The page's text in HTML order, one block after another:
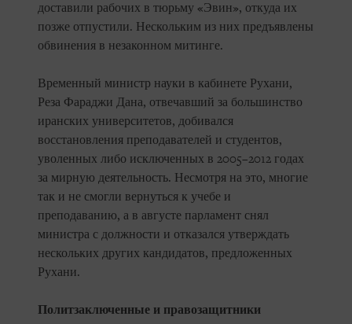
доставили рабочих в тюрьму «Эвин», откуда их
позже отпустили. Нескольким из них предъявлены
обвинения в незаконном митинге.
Временный министр науки в кабинете Рухани,
Реза Фараджи Дана, отвечавший за большинство
иранских университетов, добивался
восстановления преподавателей и студентов,
уволенных либо исключенных в 2005–2012 годах
за мирную деятельность. Несмотря на это, многие
так и не смогли вернуться к учебе и
преподаванию, а в августе парламент снял
министра с должности и отказался утверждать
нескольких других кандидатов, предложенных
Рухани.
Политзаключенные и правозащитники